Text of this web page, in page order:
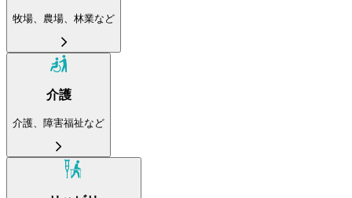
牧場、農場、林業など
介護
介護、障害福祉など